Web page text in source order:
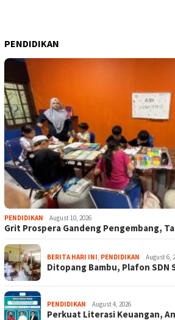
PENDIDIKAN
PENDIDIKAN August 10, 2026
Grit Prospera Gandeng Pengembang,
BERITA HARI INI, PENDIDIKAN August 6,
Ditopang Bambu, Plafon SDN
PENDIDIKAN August 4, 2026
Perkuat Literasi Keuangan,